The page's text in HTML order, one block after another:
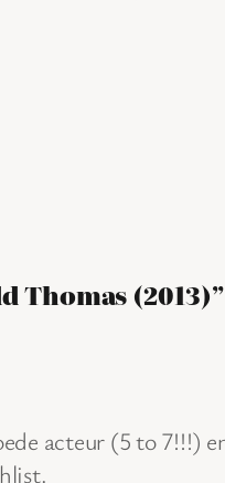
Thomas (2013)”
acteur (5 to 7!!!)